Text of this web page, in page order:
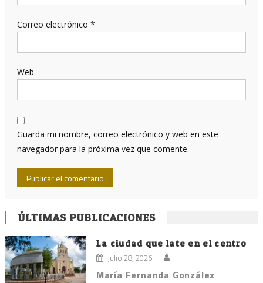
Correo electrónico *
Web
Guarda mi nombre, correo electrónico y web en este
navegador para la próxima vez que comente.
ÚLTIMAS PUBLICACIONES
La ciudad que late en el centro
julio 28, 2026
María Fernanda González